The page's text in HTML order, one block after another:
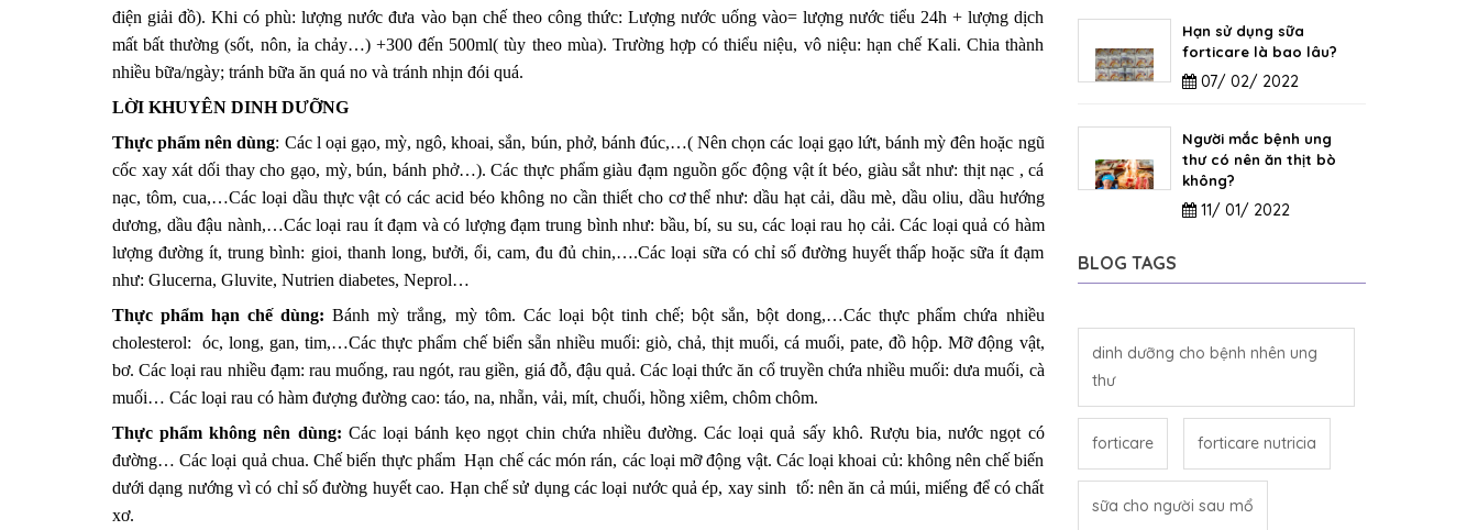
điện giải đồ). Khi có phù: lượng nước đưa vào bạn chế theo công thức: Lượng nước uống vào= lượng nước tiểu 24h + lượng dịch
mất bất thường (sốt, nôn, ỉa chảy…) +300 đến 500ml( tùy theo mùa). Trường hợp có thiểu niệu, vô niệu: hạn chế Kali. Chia thành
nhiều bữa/ngày; tránh bữa ăn quá no và tránh nhịn đói quá.
LỜI KHUYÊN DINH DƯỠNG
Thực phẩm nên dùng: Các l oại gạo, mỳ, ngô, khoai, sắn, bún, phở, bánh đúc,…( Nên chọn các loại gạo lứt, bánh mỳ đên hoặc ngũ
cốc xay xát dối thay cho gạo, mỳ, bún, bánh phở…). Các thực phẩm giàu đạm nguồn gốc động vật ít béo, giàu sắt như: thịt nạc , cá
nạc, tôm, cua,…Các loại dầu thực vật có các acid béo không no cần thiết cho cơ thể như: dầu hạt cải, dầu mè, dầu oliu, dầu hướng
dương, dầu đậu nành,…Các loại rau ít đạm và có lượng đạm trung bình như: bầu, bí, su su, các loại rau họ cải. Các loại quả có hàm
lượng đường ít, trung bình: gioi, thanh long, bưởi, ổi, cam, đu đủ chin,….Các loại sữa có chỉ số đường huyết thấp hoặc sữa ít đạm
như: Glucerna, Gluvite, Nutrien diabetes, Neprol…
Thực phẩm hạn chế dùng:Bánh mỳ trắng, mỳ tôm. Các loại bột tinh chế; bột sắn, bột dong,…Các thực phẩm chứa nhiều
cholesterol: óc, long, gan, tim,…Các thực phẩm chế biển sẵn nhiều muối: giò, chả, thịt muối, cá muối, pate, đồ hộp. Mỡ động vật,
bơ. Các loại rau nhiều đạm: rau muống, rau ngót, rau giền, giá đỗ, đậu quả. Các loại thức ăn cổ truyền chứa nhiều muối: dưa muối, cà
muối… Các loại rau có hàm đượng đường cao: táo, na, nhẵn, vải, mít, chuối, hồng xiêm, chôm chôm.
Thực phẩm không nên dùng: Các loại bánh kẹo ngọt chin chứa nhiều đường. Các loại quả sấy khô. Rượu bia, nước ngọt có
đường… Các loại quả chua. Chế biến thực phẩm Hạn chế các món rán, các loại mỡ động vật. Các loại khoai củ: không nên chế biến
dưới dạng nướng vì có chỉ số đường huyết cao. Hạn chế sử dụng các loại nước quả ép, xay sinh tố: nên ăn cả múi, miếng để có chất
xơ.
Hạn sử dụng sữa
forticare là bao lâu?
07/ 02/ 2022
Người mắc bệnh ung
thư có nên ăn thịt bò
không?
11/ 01/ 2022
BLOG TAGS
dinh dưỡng cho bệnh nhên ung
thư
forticare forticare nutricia
sữa cho người sau mổ